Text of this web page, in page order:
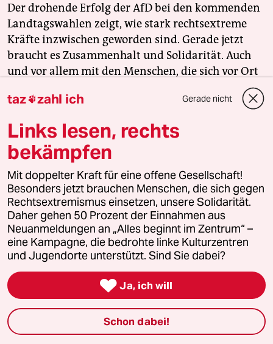
Der drohende Erfolg der AfD bei den kommenden
Landtagswahlen zeigt, wie stark rechtsextreme
Kräfte inzwischen geworden sind. Gerade jetzt
braucht es Zusammenhalt und Solidarität. Auch
und vor allem mit den Menschen, die sich vor Ort
für eine starke Zivilgesellschaft einsetzen. Die taz
kooperiert deshalb mit "Alles beginnt im
linke, selbstverwaltete Orte und baut einen
solidarischen Fonds für deren Schutz und Erhalt
auf. Eine offene Gesellschaft braucht guten, frei
zugänglichen Journalismus – und
zivilgesellschaftliches Engagement. Finden Sie
auch? Dann machen Sie mit und unterstützen Sie
unsere Aktion.
Jetzt unterstützen
Themen
taz zahl ich Gerade nicht
Links lesen, rechts
bekämpfen
Mit doppelter Kraft für eine offene Gesellschaft!
Besonders jetzt brauchen Menschen, die sich gegen
Rechtsextremismus einsetzen, unsere Solidarität.
Daher gehen 50 Prozent der Einnahmen aus
Neuanmeldungen an „Alles beginnt im Zentrum“ –
eine Kampagne, die bedrohte linke Kulturzentren
und Jugendorte unterstützt. Sind Sie dabei?
 Ja, ich will
Schon dabei!